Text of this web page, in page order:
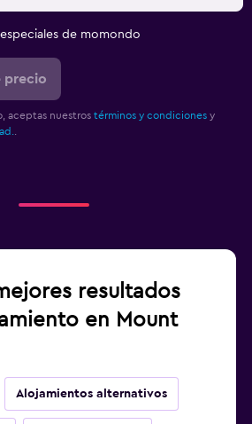
de momondo
precio
aceptas nuestros términos y condiciones y
resultados
en Mount
Alojamientos alternativos